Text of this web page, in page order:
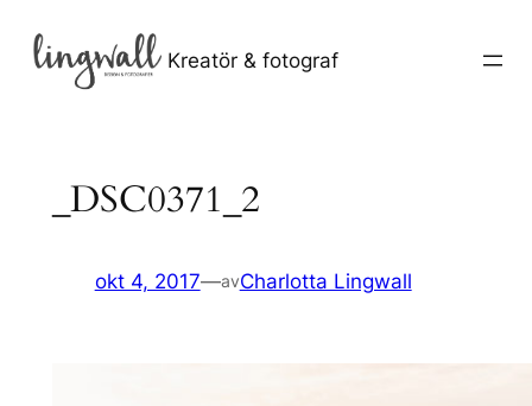
innehåll
Kreatör & fotograf
_DSC0371_2
okt 4, 2017—avCharlotta Lingwall